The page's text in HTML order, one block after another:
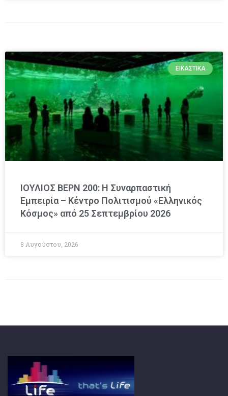
ΕΙΚΑΣΤΙΚΆ
ΙΟΥΛΙΟΣ ΒΕΡΝ 200: Η Συναρπαστική
Εμπειρία – Κέντρο Πολιτισμού «Ελληνικός
Κόσμος» από 25 Σεπτεμβρίου 2026
8 Αυγούστου, 2026